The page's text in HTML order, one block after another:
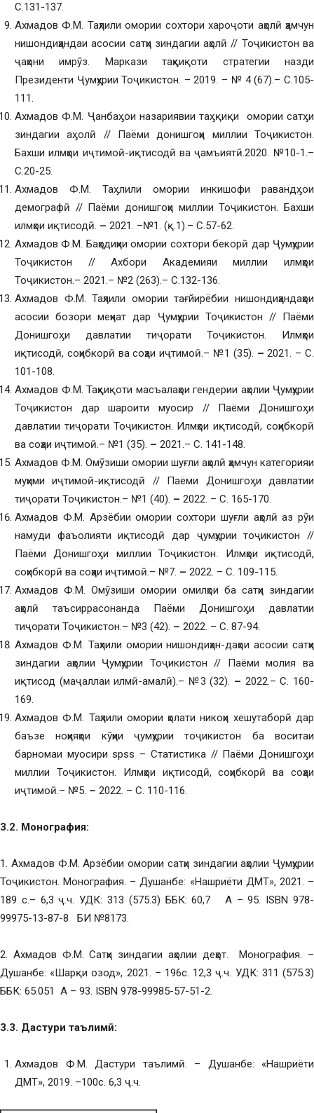
С.131-137.
Ахмадов Ф.М. Таҳлили омории сохтори хароҷоти аҳолӣ ҳамчун
нишондиҳандаи асосии сатҳи зиндагии аҳолӣ // Тоҷикистон ва
ҷаҳони имрӯз. Маркази таҳқиқоти стратегии назди
Президенти Ҷумҳурии Тоҷикистон. – 2019. – № 4 (67).– С.105-
111.
Ахмадов Ф.М. Ҷанбаӽои назариявии таӽқиқи омории сатӽи
зиндагии аӽолӣ // Паёми донишгоҳи миллии Тоҷикистон.
Бахши илмҳои иҷтимоӣ-иқтисодӣ ва ҷамъиятӣ.2020. №10-1.–
С.20-25.
Ахмадов Ф.М. Таӽлили омории инкишофи равандӽои
демографӣ // Паёми донишгоҳи миллии Тоҷикистон. Бахши
илмҳои иқтисодӣ. – 2021. –№1. (қ.1).– С.57-62.
Ахмадов Ф.М. Баҳодиҳии омории сохтори бекорӣ дар Ҷумҳурии
Тоҷикистон // Ахбори Академияи миллии илмҳои
Тоҷикистон.– 2021.– №2 (263).– С.132-136.
Ахмадов Ф.М. Таҳлили омории тағйирёбии нишондиҳандаҳои
асосии бозори меҳнат дар Ҷумҳурии Тоҷикистон // Паёми
Донишгоӽи давлатии тиҷорати Тоҷикистон. Илмҳои
иқтисодӣ, соҳибкорӣ ва соҳаи иҷтимоӣ.– №1 (35). –2021. – С.
101-108.
Ахмадов Ф.М. Таҳқиқоти масъалаҳои гендерии аҳолии Ҷумҳурии
Тоҷикистон дар шароити муосир // Паёми Донишгоӽи
давлатии тиҷорати Тоҷикистон. Илмҳои иқтисодӣ, соҳибкорӣ
ва соҳаи иҷтимоӣ.– №1 (35). – 2021.– С. 141-148.
Ахмадов Ф.М. Омӯзиши омории шуғли аҳолӣ ҳамчун категорияи
муҳими иҷтимоӣ-иқтисодӣ // Паёми Донишгоӽи давлатии
тиҷорати Тоҷикистон.– №1 (40). – 2022. – С. 165-170.
Ахмадов Ф.М. Арзёбии омории сохтори шуғли аҳолӣ аз рӯи
намуди фаъолияти иқтисодӣ дар ҷумҳурии тоҷикистон //
Паёми Донишгоӽи миллии Тоҷикистон. Илмҳои иқтисодӣ,
соҳибкорӣ ва соҳаи иҷтимоӣ.– №7. – 2022. – С. 109-115.
Ахмадов Ф.М. Омӯзиши омории омилҳои ба сатҳи зиндагии
аҳолӣ таъсиррасонанда Паёми Донишгоӽи давлатии
тиҷорати Тоҷикистон.– №3 (42). – 2022. – С. 87-94.
Ахмадов Ф.М. Таҳлили омории нишондиҳан-даҳои асосии сатҳи
зиндагии аҳолии Ҷумҳурии Тоҷикистон // Паёми молия ва
иқтисод (маҷаллаи илмӣ-амалӣ).– №3 (32). – 2022.– С. 160-
169.
Ахмадов Ф.М. Таҳлили омории ҳолати никоҳи хешутаборӣ дар
баъзе ноҳияҳои кӯҳии ҷумҳурии тоҷикистон ба воситаи
барномаи муосири spss – Статистика // Паёми Донишгоӽи
миллии Тоҷикистон. Илмҳои иқтисодӣ, соҳибкорӣ ва соҳаи
иҷтимоӣ.– №5. – 2022. – С. 110-116.
3.2. Монография:
1. Ахмадов Ф.М. Арзёбии омории сатҳи зиндагии аҳолии Ҷумҳурии
Тоҷикистон. Монография. – Душанбе: «Нашриёти ДМТ», 2021. –
189 с.– 6,3 ҷ.ч. УДК: 313 (575.3) ББК: 60,7 А – 95. ISBN 978-
99975-13-87-8 БИ №8173.
2. Ахмадов Ф.М. Сатҳи зиндагии аҳолии деҳот. Монография. –
Душанбе: «Шарқи озод», 2021. – 196с. 12,3 ҷ.ч. УДК: 311 (575.3)
ББК: 65.051 А – 93. ISBN 978-99985-57-51-2.
3.3. Дастури таълимӣ:
Ахмадов Ф.М. Дастури таълимӣ. – Душанбе: «Нашриёти
ДМТ», 2019. –100с. 6,3 ҷ.ч.